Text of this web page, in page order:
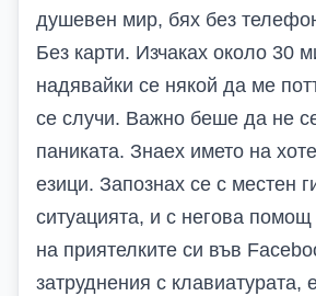
душевен мир, бях без
Без карти. Изчаках около 30
надявайки се някой да ме
се случи. Важно беше да не
паниката. Знаех името на
езици. Запознах се с местен
ситуацията, и с негова
на приятелките си във
затруднения с клавиатурата,